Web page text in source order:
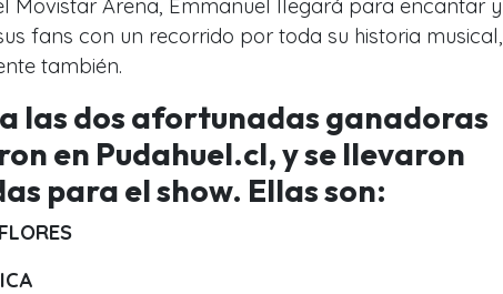
Movistar Arena, Emmanuel llegará para encantar y
fans con un recorrido por toda su historia musical,
también.
las dos afortunadas ganadoras
en Pudahuel.cl, y se llevaron
para el show. Ellas son: